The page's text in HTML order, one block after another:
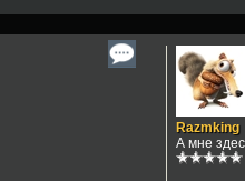
Razmking
А мне